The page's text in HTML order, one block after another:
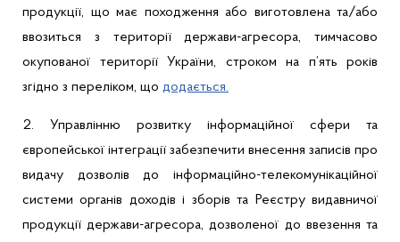
продукції, що має походження або виготовлената/або
ввозиться з території держави-агресора, тимчасово
окупованої
території України, строком на п’ять
років
згідно з переліком, що додається.
2. Управлінню розвитку інформаційної сфери та
європейської інтеграції забезпечити внесення записів про
видачу
дозволів доінформаційно-телекомунікаційної
системи органів доходів і зборів та Реєстру видавничої
продукції держави-агресора,дозволеної до ввезення та